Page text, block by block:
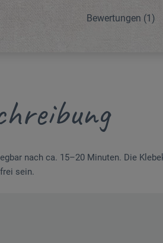
Bewertungen (1)
nach ca. 15–20 Minuten. Die
sein.